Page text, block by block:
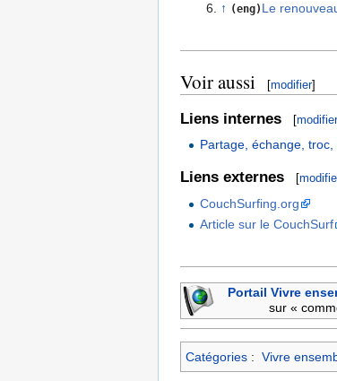
↑ (eng) Le
Voir aussi [modifier]
Liens internes [modifier
Partage, échange, troc,
Liens externes [
CouchSurfing.org
Article sur le CouchSurf
Portail Vivre
sur «
Catégories : Vivre